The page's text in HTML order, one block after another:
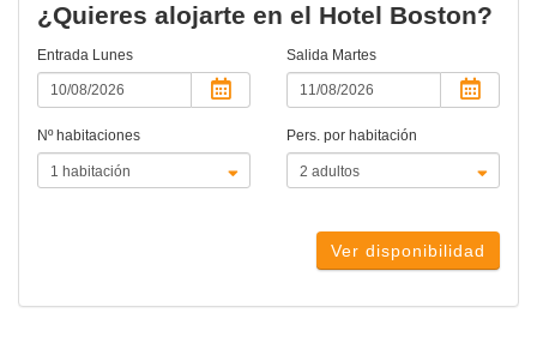
¿Quieres alojarte en el Hotel Boston?
Entrada Lunes Salida Martes
Nº habitaciones Pers. por habitación
Ver disponibilidad